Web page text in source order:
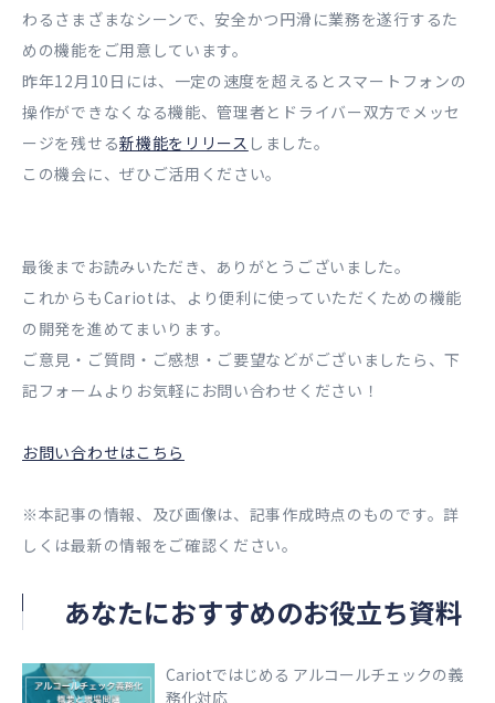
わるさまざまなシーンで、安全かつ円滑に業務を遂行するた
めの機能をご用意しています。
昨年12月10日には、一定の速度を超えるとスマートフォンの
操作ができなくなる機能、管理者とドライバー双方でメッセ
ージを残せる新機能をリリース しました。
この機会に、ぜひご活用ください。
最後までお読みいただき、ありがとうございました。
これからもCariotは、より便利に使っていただくための機能
の開発を進めてまいります。
ご意見・ご質問・ご感想・ご要望などがございましたら、下
記フォームよりお気軽にお問い合わせください！
お問い合わせはこちら
※本記事の情報、及び画像は、記事作成時点のものです。詳
しくは最新の情報をご確認ください。
あなたにおすすめのお役立ち資料
Cariotではじめる アルコールチェックの義
務化対応